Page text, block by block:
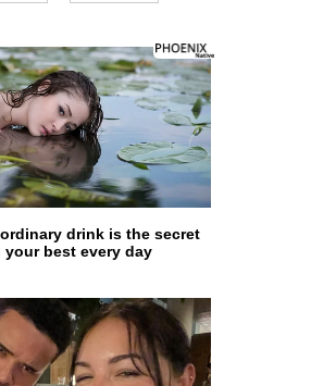
drink is the secret
best every day